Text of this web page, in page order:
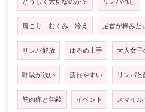
肩こり むくみ 冷え 足首が棒みた
リンパ解放 ゆるめ上手 大人女子
呼吸が浅い 疲れやすい リンパと
筋肉痛と年齢 イベント スマイル